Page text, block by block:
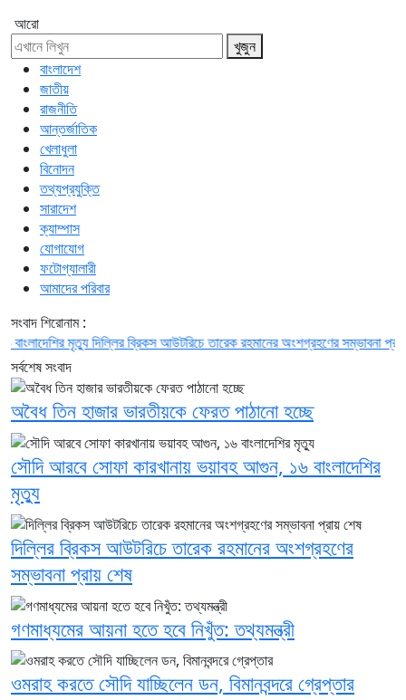
আরো
খুজুন
বাংলাদেশ
জাতীয়
রাজনীতি
আন্তর্জাতিক
খেলাধুলা
বিনোদন
তথ্যপ্রযুক্তি
সারাদেশ
ক্যাম্পাস
যোগাযোগ
ফটোগ্যালারী
আমাদের পরিবার
সংবাদ শিরোনাম :
মৃত্যুদিল্লির ব্রিকস আউটরিচে তারেক রহমানের অংশগ্রহণের সম্ভাবনা প্রায় শেষ
সর্বশেষ সংবাদ
অবৈধ তিন হাজার ভারতীয়কে ফেরত পাঠানো হচ্ছে
সৌদি আরবে সোফা কারখানায় ভয়াবহ আগুন, ১৬ বাংলাদেশির
মৃত্যু
দিল্লির ব্রিকস আউটরিচে তারেক রহমানের অংশগ্রহণের
সম্ভাবনা প্রায় শেষ
গণমাধ্যমের আয়না হতে হবে নিখুঁত: তথ্যমন্ত্রী
ওমরাহ করতে সৌদি যাচ্ছিলেন ডন, বিমানবন্দরে গ্রেপ্তার